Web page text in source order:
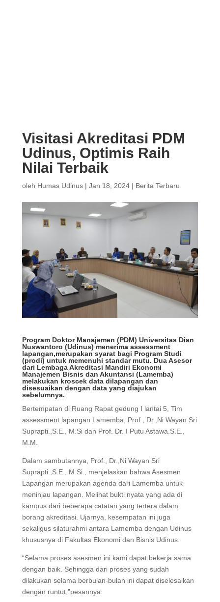
Visitasi Akreditasi PDM
Udinus, Optimis Raih
Nilai Terbaik
oleh Humas Udinus| Jan 18, 2024| Berita Terbaru
Program Doktor Manajemen (PDM) Universitas Dian
Nuswantoro (Udinus) menerima assessment
lapangan,merupakan syarat bagi Program Studi
(prodi) untuk memenuhi standar mutu. Dua Asesor
dari Lembaga Akreditasi Mandiri Ekonomi
Manajemen Bisnis dan Akuntansi (Lamemba)
melakukan kroscek data dilapangan dan
disesuaikan dengan data yang diajukan
sebelumnya.
Bertempatan di Ruang Rapat gedung I lantai 5, Tim
assessment lapangan Lamemba, Prof., Dr.,Ni Wayan Sri
Suprapti.,S.E., M.Si dan Prof. Dr. I Putu Astawa.S.E.,
M.M.
Dalam sambutannya, Prof., Dr.,Ni Wayan Sri
Suprapti.,S.E., M.Si., menjelaskan bahwa Asesmen
Lapangan merupakan agenda dari Lamemba untuk
meninjau lapangan. Melihat bukti nyata yang ada di
kampus dari beberapa catatan yang tertera dalam
borang akreditasi. Ujarnya, kesempatan ini juga
sekaligus silaturahmi antara Lamemba dengan Udinus
khususnya di Fakultas Ekonomi dan Bisnis Udinus.
“Selama proses asesmen ini kami dapat bekerja sama
dengan baik. Sehingga dari proses yang sudah
dilakukan selama berbulan-bulan ini dapat diselesaikan
dengan runtut,”pesannya.